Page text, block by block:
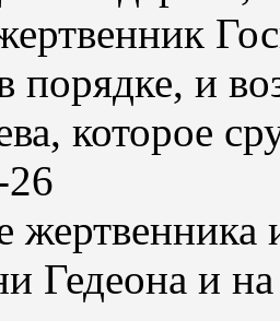
порядке, и
которое
жертвенника
Гедеона и